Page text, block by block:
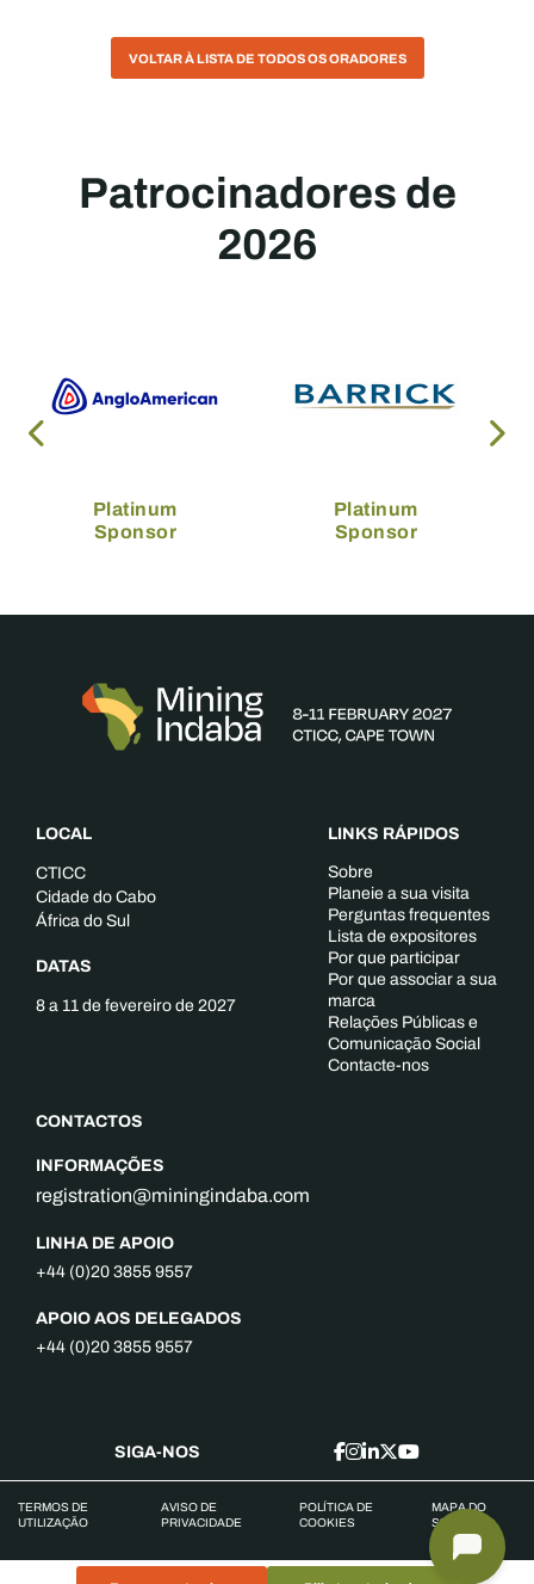
VOLTAR À LISTA DE TODOS OS ORADORES
Patrocinadores de
2026
Platinum
Sponsor
Platinum
Sponsor
LOCAL
CTICC
Cidade do Cabo
África do Sul
DATAS
8 a 11 de fevereiro de 2027
CONTACTOS
INFORMAÇÕES
registration@miningindaba.com
LINHA DE APOIO
+44 (0)20 3855 9557
APOIO AOS DELEGADOS
+44 (0)20 3855 9557
LINKS RÁPIDOS
Sobre
Planeie a sua visita
Perguntas frequentes
Lista de expositores
Por que participar
Por que associar a sua
marca
Relações Públicas e
Comunicação Social
Contacte-nos
SIGA-NOS
TERMOS DE
UTILIZAÇÃO
AVISO DE
PRIVACIDADE
POLÍTICA DE
COOKIES
MAPA DO
SITE